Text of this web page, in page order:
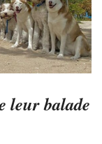
leur balade